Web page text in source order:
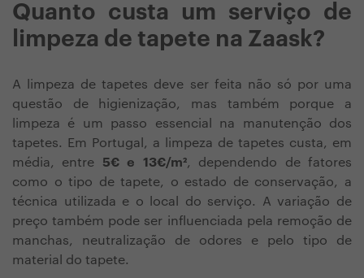
Quanto custa um serviço de
limpeza de tapete na Zaask?
A limpeza de tapetes deve ser feita não só por uma
questão de higienização, mas também porque a
limpeza é um passo essencial na manutenção dos
tapetes. Em Portugal, a limpeza de tapetes custa, em
média, entre 5€ e 13€/m², dependendo de fatores
como o tipo de tapete, o estado de conservação, a
técnica utilizada e o local do serviço. A variação de
preço também pode ser influenciada pela remoção de
manchas, neutralização de odores e pelo tipo de
material do tapete.